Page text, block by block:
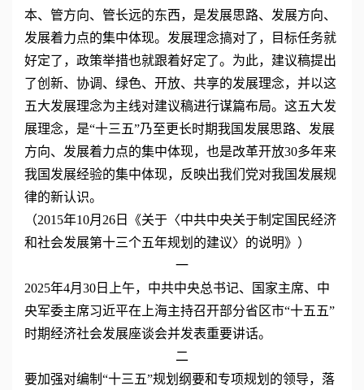
本、管方向、管长远的东西，是发展思路、发展方向、
发展着力点的集中体现。发展理念搞对了，目标任务就
好定了，政策举措也就跟着好定了。为此，建议稿提出
了创新、协调、绿色、开放、共享的发展理念，并以这
五大发展理念为主线对建议稿进行谋篇布局。这五大发
展理念，是“十三五”乃至更长时期我国发展思路、发展
方向、发展着力点的集中体现，也是改革开放30多年来
我国发展经验的集中体现，反映出我们党对我国发展规
律的新认识。
（2015年10月26日《关于〈中共中央关于制定国民经济
和社会发展第十三个五年规划的建议〉的说明》）
一
2025年4月30日上午，中共中央总书记、国家主席、中
央军委主席习近平在上海主持召开部分省区市“十五五”
时期经济社会发展座谈会并发表重要讲话。
二
要加强对编制“十三五”规划纲要和专项规划的领导，落